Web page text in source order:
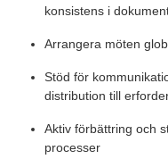
konsistens i
Arrangera möten
Stöd för
distribution till
Aktiv förbättring och
processer